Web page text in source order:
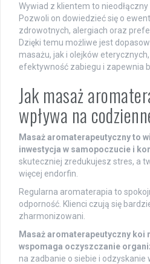
Wywiad z klientem to
Pozwoli on dowiedzieć się o
zdrowotnych, alergiach oraz
Dzięki temu możliwe jest
masażu, jak i olejków
efektywność zabiegu i zapewnia
Jak masaż
wpływa na
Masaż aromaterapeutyczny to
inwestycja w samopoczucie i
skuteczniej zredukujesz stres, a
więcej endorfin.
Regularna aromaterapia to
odporność. Klienci czują się
zharmonizowani.
Masaż aromaterapeutyczny koi
wspomaga oczyszczanie
na zadbanie o siebie i odzyskanie